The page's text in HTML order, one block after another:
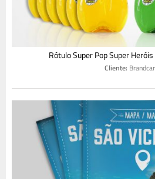
Rótulo Super Pop Super
Cliente: